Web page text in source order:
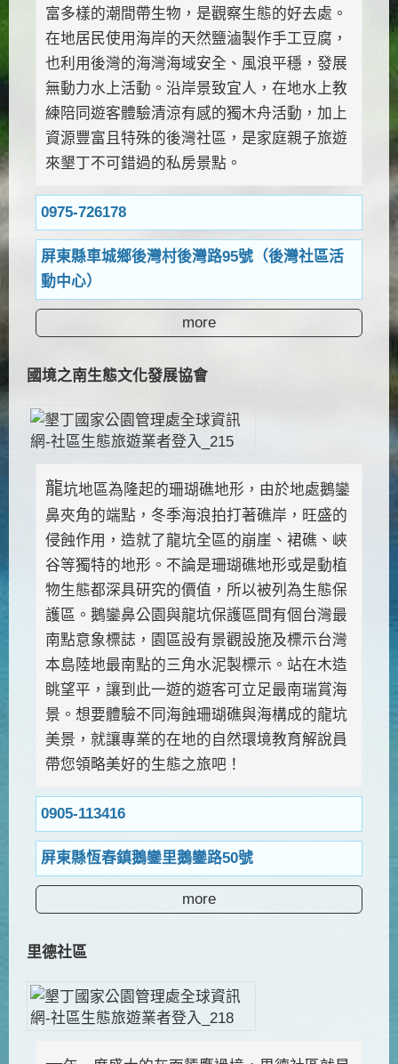
富多樣的潮間帶生物，是觀察生態的好去處。
在地居民使用海岸的天然鹽滷製作手工豆腐，
也利用後灣的海灣海域安全、風浪平穩，發展
無動力水上活動。沿岸景致宜人，在地水上教
練陪同遊客體驗清涼有感的獨木舟活動，加上
資源豐富且特殊的後灣社區，是家庭親子旅遊
來墾丁不可錯過的私房景點。
0975-726178
屏東縣車城鄉後灣村後灣路95號（後灣社區活
動中心）
more
國境之南生態文化發展協會
龍坑地區為隆起的珊瑚礁地形，由於地處鵝鑾
鼻夾角的端點，冬季海浪拍打著礁岸，旺盛的
侵蝕作用，造就了龍坑全區的崩崖、裙礁、峽
谷等獨特的地形。不論是珊瑚礁地形或是動植
物生態都深具研究的價值，所以被列為生態保
護區。鵝鑾鼻公園與龍坑保護區間有個台灣最
南點意象標誌，園區設有景觀設施及標示台灣
本島陸地最南點的三角水泥製標示。站在木造
眺望平，讓到此一遊的遊客可立足最南瑞賞海
景。想要體驗不同海蝕珊瑚礁與海構成的龍坑
美景，就讓專業的在地的自然環境教育解說員
帶您領略美好的生態之旅吧！
0905-113416
屏東縣恆春鎮鵝鑾里鵝鑾路50號
more
里德社區